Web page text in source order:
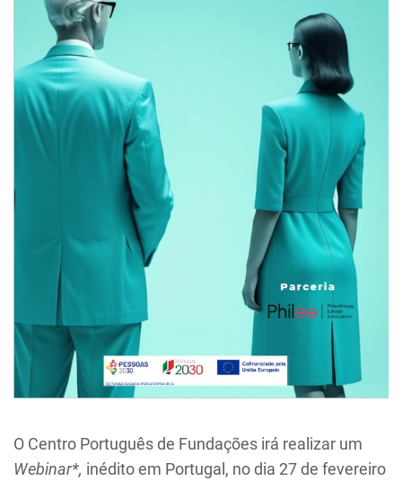
O Centro Português de Fundações irá realizar um
Webinar*, inédito em Portugal, no dia 27 de fevereiro